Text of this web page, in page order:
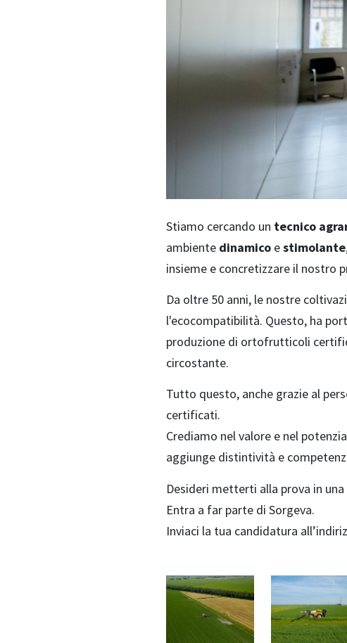
Stiamo cercando un tecnico
ambiente dinamico estimolante
insieme e concretizzare il nostro
Da oltre 50 anni, le nostre
l'ecocompatibilità. Questo, ha
produzione di ortofrutticoli
circostante.
Tutto questo, anche grazie al
certificati.
Crediamo nel valore e nel
aggiunge distintività e
Desideri metterti alla prova in
Entra a far parte di Sorgeva.
Inviaci la tua candidatura